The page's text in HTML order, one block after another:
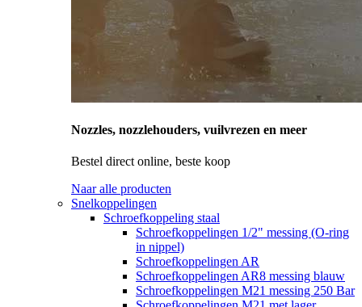
Nozzles, nozzlehouders, vuilvrezen en meer
Bestel direct online, beste koop
Naar alle producten
Snelkoppelingen
Schroefkoppeling staal
Schroefkoppelingen 1/2" messing (O-ring
in nippel)
Schroefkoppelingen AR
Schroefkoppelingen AR8 messing blauw
Schroefkoppelingen M21 messing 250 Bar